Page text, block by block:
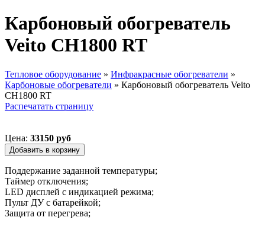
Карбоновый обогреватель
Veito CH1800 RT
Вы здесь
Тепловое оборудование » Инфракрасные обогреватели »
Карбоновые обогреватели » Карбоновый обогреватель Veito
CH1800 RT
Распечатать страницу
Цена: 33150 руб
Поддержание заданной температуры;
Таймер отключения;
LED дисплей с индикацией режима;
Пульт ДУ с батарейкой;
Защита от перегрева;